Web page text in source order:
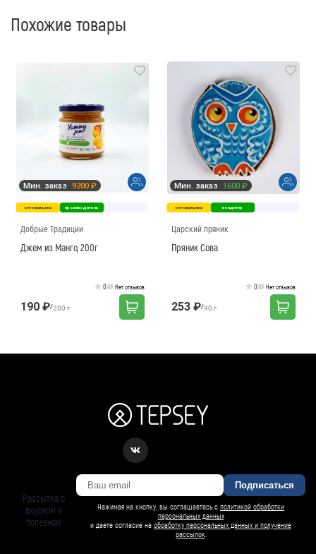
Похожие товары
Мин. заказ 9200 ₽
оптовая цена производитель
Добрые Традиции
Джем из Манго, 200г
0 Нет отзывов
190 ₽/200 г
Мин. заказ 1600 ₽
оптовая цена кондитер
Царский пряник
Пряник Сова
0 Нет отзывов
253 ₽/90 г
Рассылка о
вкусном и
полезном
Подписаться
Нажимая на кнопку, вы соглашаетесь с политикой обработки
персональных данных
и даете согласие на обработку персональных данных и получение
рассылок